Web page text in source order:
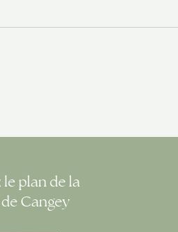
le plan de la
Cangey